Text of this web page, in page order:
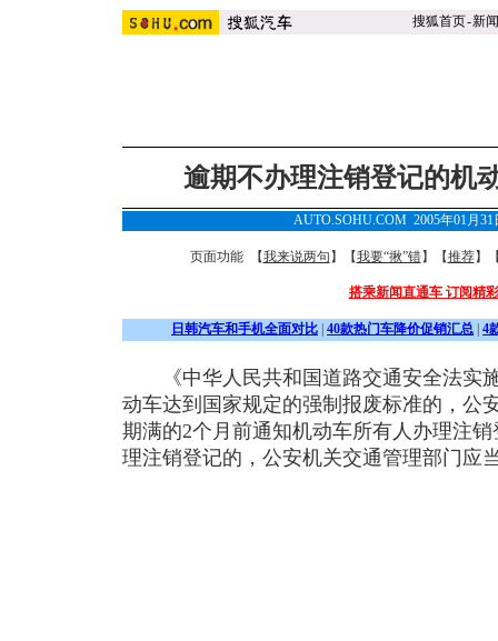
搜狐首页-新闻
逾期不办理注销登记的机
AUTO.SOHU.COM 2005年01月
页面功能 【我来说两句 】【我要“揪”错】【推荐】
搭乘新闻直通车 订阅精
日韩汽车和手机全面对比 40款热门车降价促销汇总 4
《中华人民共和国道路交通安全法实
动车达到国家规定的强制报废标准的，公
期满的2个月前通知机动车所有人办理注
理注销登记的，公安机关交通管理部门应